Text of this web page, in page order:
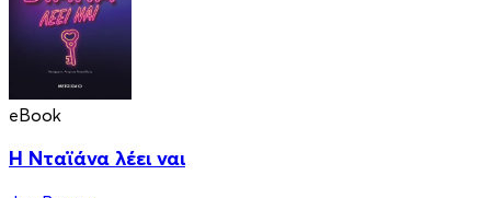
eBook
Η Νταϊάνα λέει ναι